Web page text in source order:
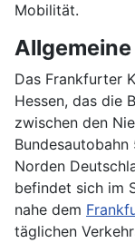
Mobilität.
Das Frankfurter
Hessen, das die
zwischen den
Norden
befindet sich im
nahe dem
täglichen